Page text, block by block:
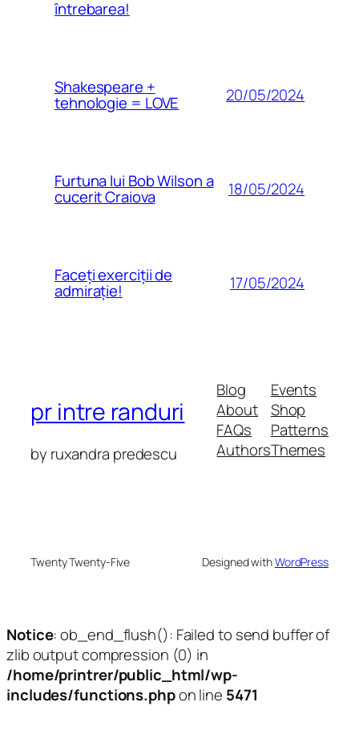
întrebarea!
Shakespeare +
tehnologie = LOVE 20/05/2024
Furtuna lui Bob Wilson a
cucerit Craiova 18/05/2024
Faceți exerciții de
admirație! 17/05/2024
pr intre randuri
by ruxandra predescu
Blog
About
FAQs
Authors
Events
Shop
Patterns
Themes
Twenty Twenty-Five Designed withWordPress
Notice: ob_end_flush(): Failed to send buffer of
zlib output compression (0) in
/home/printrer/public_html/wp-
includes/functions.phpon line 5471